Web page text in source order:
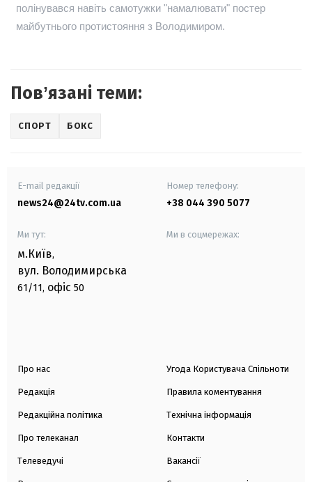
полінувався навіть самотужки "намалювати" постер
майбутнього протистояння з Володимиром.
Повʼязані теми:
СПОРТ БОКС
E-mail редакції
news24@24tv.com.ua
Номер телефону:
+38 044 390 5077
Ми тут:
м.Київ,
вул. Володимирська
61/11, офіс 50
Ми в соцмережах:
Про нас
Редакція
Редакційна політика
Про телеканал
Телеведучі
Угода Користувача Спільноти
Правила коментування
Технічна інформація
Контакти
Вакансії